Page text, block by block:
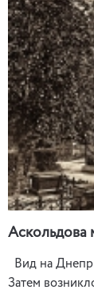
Аскольдова
Вид на Днепр
Затем